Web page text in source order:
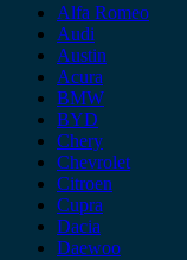
Alfa Romeo
Audi
Austin
Acura
BMW
BYD
Chery
Chevrolet
Citroen
Cupra
Dacia
Daewoo